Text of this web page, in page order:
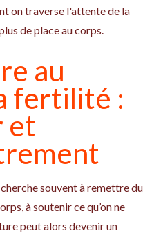
on traverse l'attente de la
de place au corps.
au
fertilité :
et
souvent à remettre du
à soutenir ce qu’on ne
peut alors devenir un